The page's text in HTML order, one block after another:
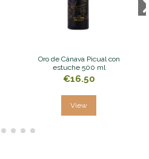
Oro de Cánava Picual con
estuche 500 ml
€16.50
View